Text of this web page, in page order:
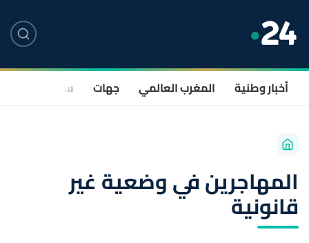
أخبار وطنية المغرب العالمي جهات سياسة
المهاجرين في وضعية غير
قانونية